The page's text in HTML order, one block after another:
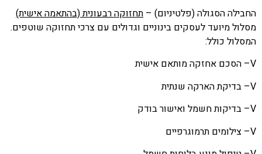
הסגולה (פלטיניום) –תחזוקה רבעונית (בהתאמה אישית)
מיועד לעסקים בינוניים וגדולים עם צרכי תחזוקה שוטפים.
כולל:
אחזקה מותאם אישית
הארקה שנתית
חשמל ואישור בודק
תרמוגרפיים